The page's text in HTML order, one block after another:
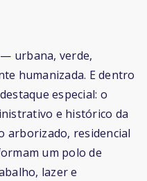
urbana, verde,
humanizada. E dentro
especial: o
e histórico da
arborizado, residencial
um polo de
lazer e